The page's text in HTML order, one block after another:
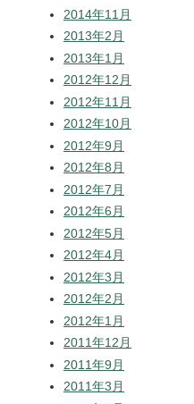
2014年11月
2013年2月
2013年1月
2012年12月
2012年11月
2012年10月
2012年9月
2012年8月
2012年7月
2012年6月
2012年5月
2012年4月
2012年3月
2012年2月
2012年1月
2011年12月
2011年9月
2011年3月